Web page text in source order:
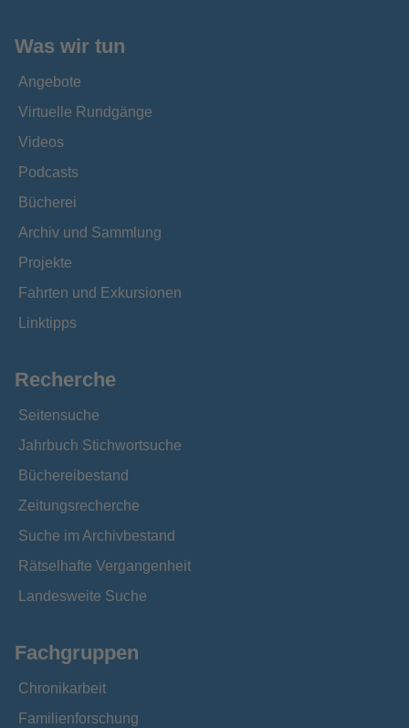
Was wir tun
Angebote
Virtuelle Rundgänge
Videos
Podcasts
Bücherei
Archiv und Sammlung
Projekte
Fahrten und Exkursionen
Linktipps
Recherche
Seitensuche
Jahrbuch Stichwortsuche
Büchereibestand
Zeitungsrecherche
Suche im Archivbestand
Rätselhafte Vergangenheit
Landesweite Suche
Fachgruppen
Chronikarbeit
Familienforschung